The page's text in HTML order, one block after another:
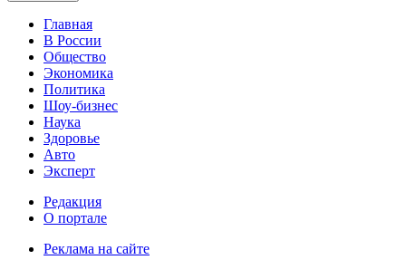
Главная
В России
Общество
Экономика
Политика
Шоу-бизнес
Наука
Здоровье
Авто
Эксперт
Редакция
О портале
Реклама на сайте